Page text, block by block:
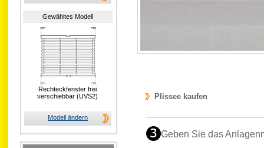
Gewähltes Modell
Rechteckfenster frei
verschiebbar (UVS2)
Modell ändern
Plissee kaufen
Geben Sie das